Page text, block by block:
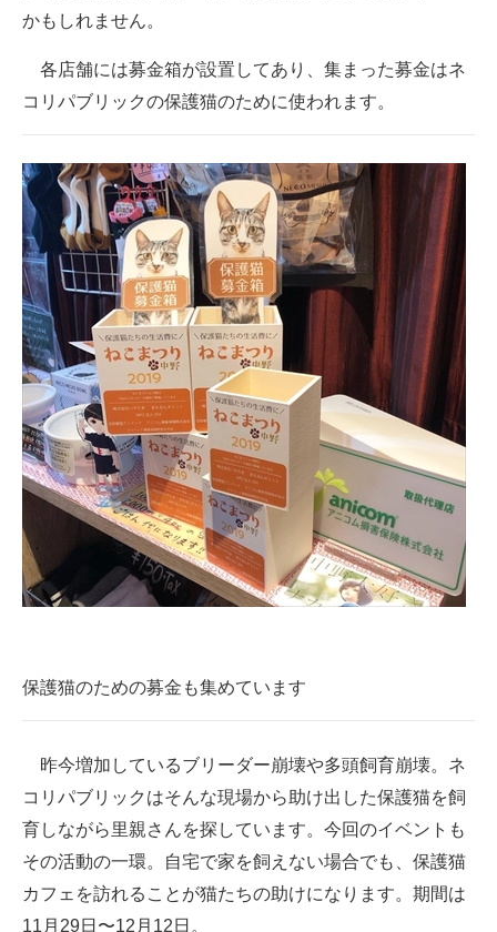
かもしれません。
各店舗には募金箱が設置してあり、集まった募金はネ
コリパブリックの保護猫のために使われます。
保護猫のための募金も集めています
昨今増加しているブリーダー崩壊や多頭飼育崩壊。ネ
コリパブリックはそんな現場から助け出した保護猫を飼
育しながら里親さんを探しています。今回のイベントも
その活動の一環。自宅で家を飼えない場合でも、保護猫
カフェを訪れることが猫たちの助けになります。期間は
11月29日〜12月12日。